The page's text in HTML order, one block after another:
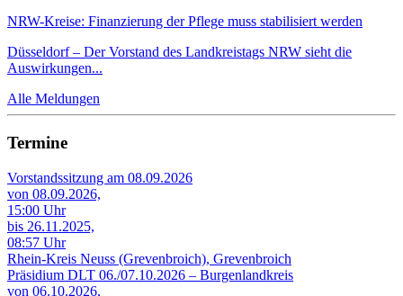
NRW-Kreise: Finanzierung der Pflege muss stabilisiert werden
Düsseldorf – Der Vorstand des Landkreistags NRW sieht die
Auswirkungen...
Alle Meldungen
Termine
Vorstandssitzung am 08.09.2026
von 08.09.2026,
15:00 Uhr
bis 26.11.2025,
08:57 Uhr
Rhein-Kreis Neuss (Grevenbroich), Grevenbroich
Präsidium DLT 06./07.10.2026 – Burgenlandkreis
von 06.10.2026,